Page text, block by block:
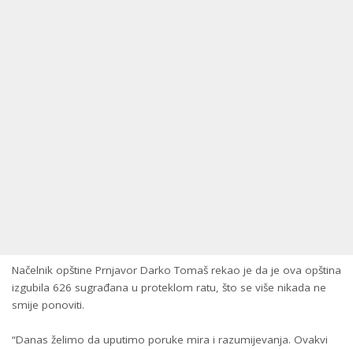
Načelnik opštine Prnjavor Darko Tomaš rekao je da je ova opština
izgubila 626 sugrađana u proteklom ratu, što se više nikada ne
smije ponoviti.
“Danas želimo da uputimo poruke mira i razumijevanja. Ovakvi